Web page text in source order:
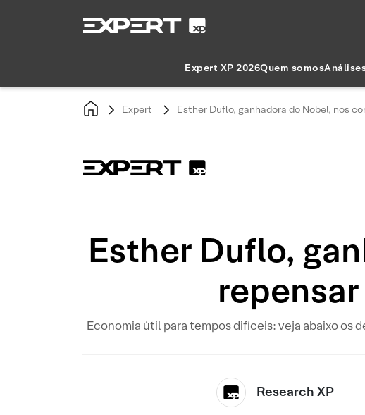
Expert XP 2026Quem somos
Expert Esther Duflo, ganhadora do Nobel, nos
Esther Duflo,
Economia útil para tempos difíceis: veja abaixo os
Research XP